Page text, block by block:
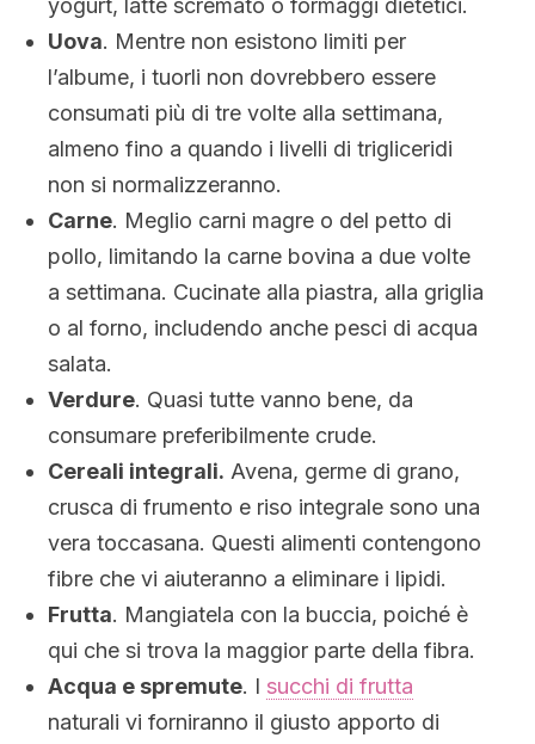
yogurt, latte scremato o formaggi dietetici.
Uova. Mentre non esistono limiti per
l’albume, i tuorli non dovrebbero essere
consumati più di tre volte alla settimana,
almeno fino a quando i livelli di trigliceridi
non si normalizzeranno.
Carne. Meglio carni magre o del petto di
pollo, limitando la carne bovina a due volte
a settimana. Cucinate alla piastra, alla griglia
o al forno, includendo anche pesci di acqua
salata.
Verdure. Quasi tutte vanno bene, da
consumare preferibilmente crude.
Cereali integrali. Avena, germe di grano,
crusca di frumento e riso integrale sono una
vera toccasana. Questi alimenti contengono
fibre che vi aiuteranno a eliminare i lipidi.
Frutta. Mangiatela con la buccia, poiché è
qui che si trova la maggior parte della fibra.
Acqua e spremute. I succhi di frutta
naturali vi forniranno il giusto apporto di